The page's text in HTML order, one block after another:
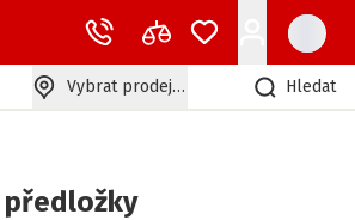
Vybrat prodejnu Hledat